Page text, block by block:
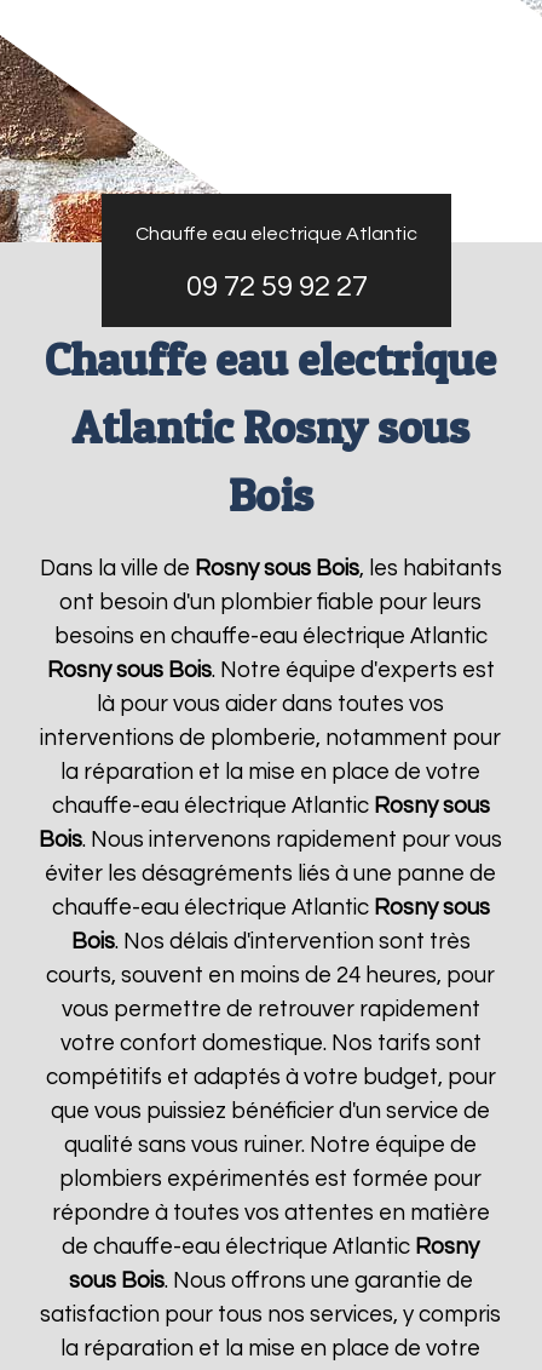
Chauffe eau electrique Atlantic
09 72 59 92 27
Chauffe eau electrique
Atlantic Rosny sous
Bois
Dans la ville de Rosny sous Bois, les habitants
ont besoin d'un plombier fiable pour leurs
besoins en chauffe-eau électrique Atlantic
Rosny sous Bois. Notre équipe d'experts est
là pour vous aider dans toutes vos
interventions de plomberie, notamment pour
la réparation et la mise en place de votre
chauffe-eau électrique Atlantic Rosny sous
Bois. Nous intervenons rapidement pour vous
éviter les désagréments liés à une panne de
chauffe-eau électrique Atlantic Rosny sous
Bois. Nos délais d'intervention sont très
courts, souvent en moins de 24 heures, pour
vous permettre de retrouver rapidement
votre confort domestique. Nos tarifs sont
compétitifs et adaptés à votre budget, pour
que vous puissiez bénéficier d'un service de
qualité sans vous ruiner. Notre équipe de
plombiers expérimentés est formée pour
répondre à toutes vos attentes en matière
de chauffe-eau électrique Atlantic Rosny
sous Bois. Nous offrons une garantie de
satisfaction pour tous nos services, y compris
la réparation et la mise en place de votre